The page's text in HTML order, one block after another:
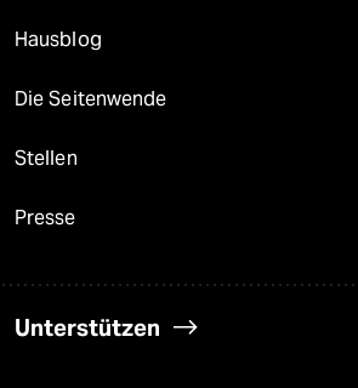
Hausblog
Die Seitenwende
Stellen
Presse
Unterstützen